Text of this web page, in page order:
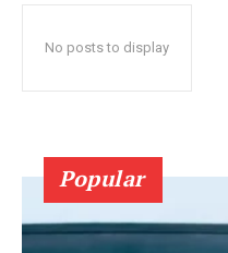
No posts to display
Popular